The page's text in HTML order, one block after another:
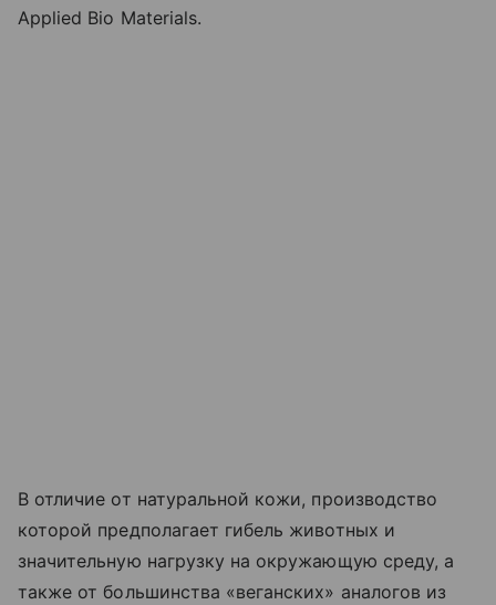
Applied Bio Materials.
В отличие от натуральной кожи, производство
которой предполагает гибель животных и
значительную нагрузку на окружающую среду, а
также от большинства «веганских» аналогов из